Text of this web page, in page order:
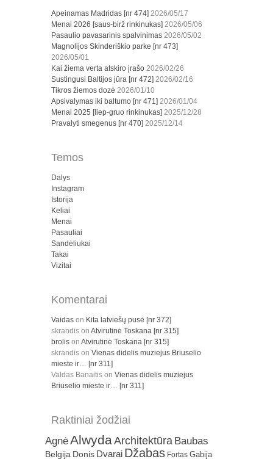
Apeinamas Madridas [nr 474] 2026/05/17
Menai 2026 [saus-birž rinkinukas] 2026/05/06
Pasaulio pavasarinis spalvinimas 2026/05/02
Magnolijos Skinderiškio parke [nr 473]
2026/05/01
Kai žiema verta atskiro įrašo 2026/02/26
Sustingusi Baltijos jūra [nr 472] 2026/02/16
Tikros žiemos dozė 2026/01/10
Apsivalymas iki baltumo [nr 471] 2026/01/04
Menai 2025 [liep-gruo rinkinukas] 2025/12/28
Pravalyti smegenus [nr 470] 2025/12/14
Temos
Dalys
Instagram
Istorija
Keliai
Menai
Pasauliai
Sandėliukai
Takai
Vizitai
Komentarai
Vaidas on Kita latviešų pusė [nr 372]
skrandis on Atvirutinė Toskana [nr 315]
brolis on Atvirutinė Toskana [nr 315]
skrandis on Vienas didelis muziejus Briuselio
mieste ir… [nr 311]
Valdas Banaitis on Vienas didelis muziejus
Briuselio mieste ir… [nr 311]
Raktiniai žodžiai
AgnėAlwydaArchitektūra Baubas
Belgija Donis Dvarai Džabas Fortas Gabija